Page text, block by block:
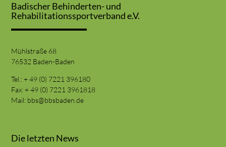
Badischer Behinderten- und
Rehabilitationssportverband e.V.
Mühlstraße 68
76532 Baden-Baden
Tel.: + 49 (0) 7221 396180
Fax: + 49 (0) 7221 3961818
Mail: bbs@bbsbaden.de
Die letzten News